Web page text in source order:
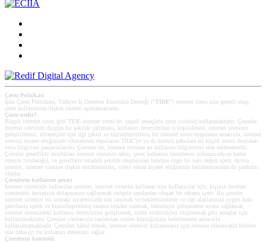
Çerez Politikası
İşbu Çerez Politikası, Türkiye İç Denetim Enstitüsü Derneği (" TİDE ") internet sitesi için geçerli olup,
çerez kullanımına ilişkin ilkeleri açıklamaktadır.
Çerez nedir?
Birçok internet sitesi gibi TİDE internet sitesi de, çeşitli amaçlarla çerez (cookie) kullanmaktadır. Çerezler;
internet sitesinin düzgün bir şekilde çalışması, kullanıcı deneyiminin iyileştirilmesi, internet sitesinin
geliştirilmesi, ziyaretçiler için ilgi çekici ve kişiselleştirilmiş bir internet sitesi/uygulama amacıyla, internet
sitesini ziyaret ettiğinizde cihazınızda depolanan TİDE’ye ya da üçüncü şahıslara ait küçük metin dosyaları
veya bilgi/veri parçacıklarıdır. Çerezler ile, internet sitesine ait kullanım bilgileriniz elde edilmektedir.
Çerezler genellikle alındıkları internet sitesinin adını, çerez kullanım ömürlerini (cihazınızda ne kadar
süreyle tutulacağı), ve genellikle tesadüfî şekilde oluşturulan kendine özgü bir sayı değeri içerir. Ayrıca
çerezler, internet sitesine ilişkin tercihlerinizin, siteyi tekrar ziyaret ettiğinizde hatırlanmasında da yardımcı
olurlar.
Çerezlerin kullanım amacı
Internet sitemizde kullanılan çerezler, internet sitemizi kullanan tüm kullanıcılar için, kişinin internet
sitesindeki kesintisiz dolaşmasını sağlayacak rastgele sayılardan oluşan bir rakamı içerir. Bu çerezler
internet sitemizi bir sonraki ziyaretinizde sizi tanımak ve beklentilerinize ve ilgi alanlarınıza uygun hale
getirilmiş içerik ve kişiselleştirilmiş tarama imkânı sunmak, teknolojik gelişmelere uyum sağlamak,
internet sitemizdeki kullanıcı deneyimini geliştirmek, trafik istatistikleri oluşturmak gibi amaçlar için
kullanılmaktadır. Çerezler vasıtasıyla toplanılan veriler kimliğinizin belirlenmesi amacıyla
kullanılmamaktadır. Çerezleri kabul etmek, internet sitemizi kullanmanız için zorunlu olmamakla birlikte
size daha iyi bir kullanıcı deneyimi sağlar.
Çerezlerin kontrolü